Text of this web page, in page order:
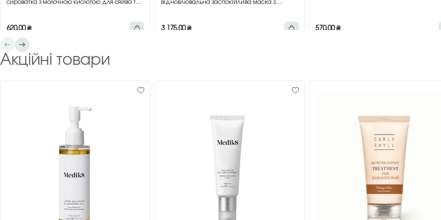
сироватка з молочною кислотою для сяйва та
620,00₴
відновлювальна заспокійлива маска з
3 175,00₴ 570,00₴
Акційні товари